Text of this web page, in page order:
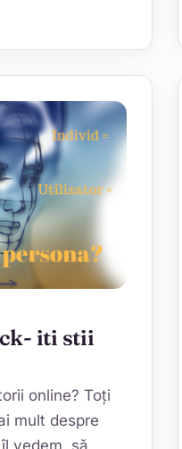
iti stii
online? Toți
mult despre